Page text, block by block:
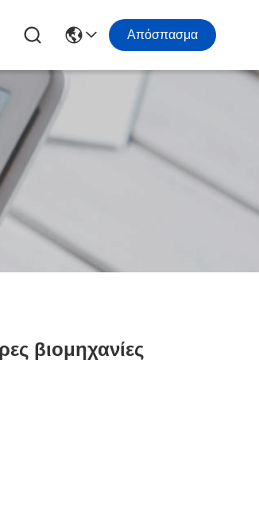
Απόσπασμα
βιομηχανίες